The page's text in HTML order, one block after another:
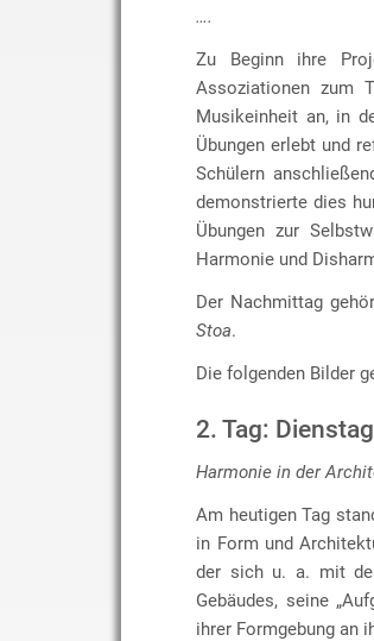
….
Zu Beginn ihre
Assoziationen zum
Musikeinheit an, in
Übungen erlebt und
Schülern
demonstrierte dies
Übungen zur
Harmonie und
Der Nachmittag
Stoa.
Die folgenden Bilder
2. Tag:
Harmonie in der
Am heutigen Tag
in Form und
der sich u. a. mit
Gebäudes, seine
ihrer Formgebung an